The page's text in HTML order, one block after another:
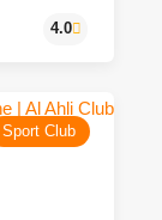
Sport Club